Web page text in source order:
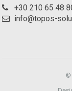
+30 210 65 48
info@topos-
©